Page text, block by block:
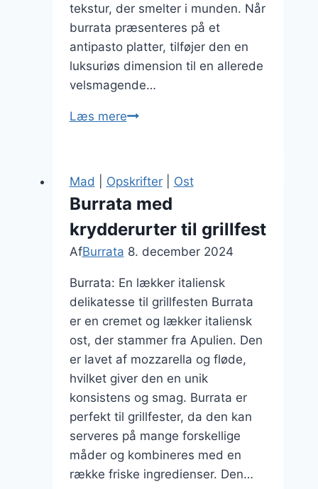
tekstur, der smelter i munden. Når
burrata præsenteres på et
antipasto platter, tilføjer den en
luksuriøs dimension til en allerede
velsmagende…
Læs mereSmagfuld
antipasto
platter
Mad Opskrifter| Ost
Burrata med
krydderurter til grillfest
AfBurrata 8. december 2024
Burrata: En lækker italiensk
delikatesse til grillfesten Burrata
er en cremet og lækker italiensk
ost, der stammer fra Apulien. Den
er lavet af mozzarella og fløde,
hvilket giver den en unik
konsistens og smag. Burrata er
perfekt til grillfester, da den kan
serveres på mange forskellige
måder og kombineres med en
række friske ingredienser. Den…